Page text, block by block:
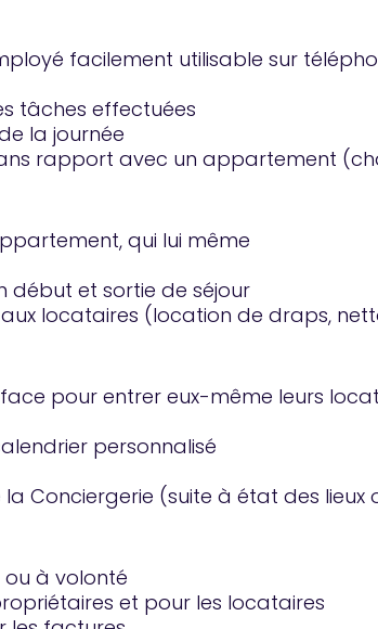
facilement utilisable sur
tâches effectuées
la journée
rapport avec un appartement
qui lui même
début et sortie de séjour
locataires (location de draps,
pour entrer eux-même leurs
personnalisé
Conciergerie (suite à état des lieux
ou à volonté
et pour les locataires